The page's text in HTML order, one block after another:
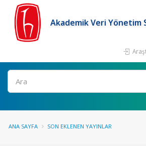
Akademik Veri Yönetim
Ara
ANA SAYFA SON EKLENEN YAYINLAR